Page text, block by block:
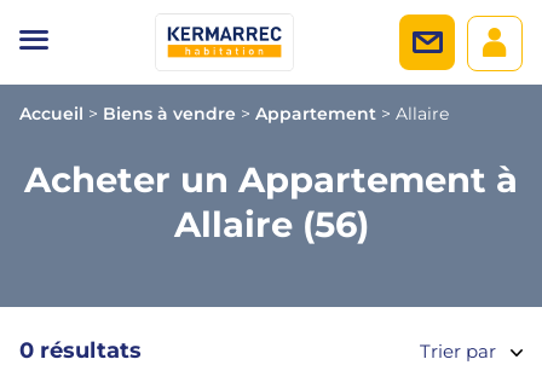
Accueil > Biens à vendre > Appartement > Allaire
Acheter un Appartement à
Allaire (56)
0 résultats Trier par